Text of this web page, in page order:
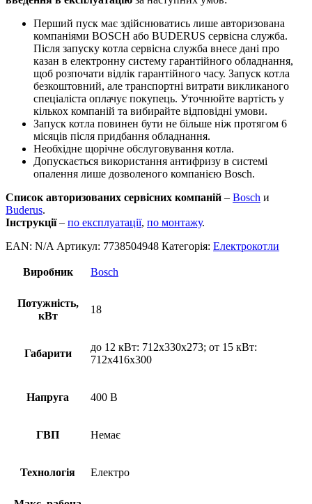
Перший пуск має здійснюватись лише авторизована
компаніями BOSCH або BUDERUS сервісна служба.
Після запуску котла сервісна служба внесе дані про
казан в електронну систему гарантійного обладнання,
щоб розпочати відлік гарантійного часу. Запуск котла
безкоштовний, але транспортні витрати викликаного
спеціаліста оплачує покупець. Уточнюйте вартість у
кількох компаній та вибирайте відповідні умови.
Запуск котла повинен бути не більше ніж протягом 6
місяців після придбання обладнання.
Необхідне щорічне обслуговування котла.
Допускається використання антифризу в системі
опалення лише дозволеного компанією Bosch.
Список авторизованих сервісних компаній – Bosch и
Buderus.
Інструкції– по експлуатації, по монтажу.
EAN: N/A Артикул: 7738504948 Категорія: Електрокотли
Виробник Bosch
Потужність,
кВт
18
Габарити
до 12 кВт: 712х330х273; от 15 кВт:
712х416х300
Напруга 400 В
ГВП Немає
Технологія Електро